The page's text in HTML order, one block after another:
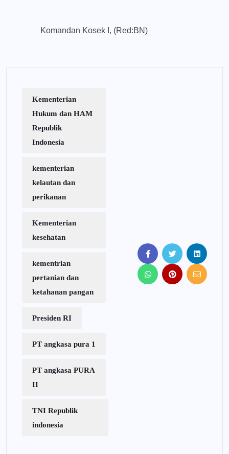
Komandan Kosek I, (Red:BN)
Kementerian
Hukum dan HAM
Republik
Indonesia
kementerian
kelautan dan
perikanan
Kementerian
kesehatan
kementrian
pertanian dan
ketahanan pangan
Presiden RI
PT angkasa pura 1
PT angkasa PURA
II
TNI Republik
indonesia